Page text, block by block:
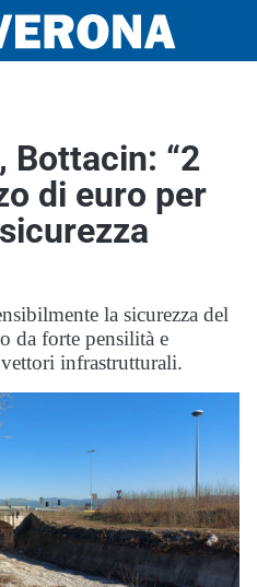
Bottacin: “2
di euro per
la sicurezza del
da forte pensilità e
infrastrutturali.